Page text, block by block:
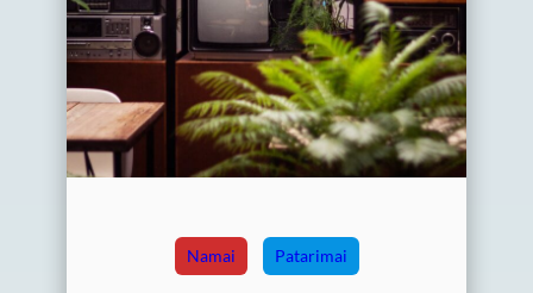
Namai Patarimai